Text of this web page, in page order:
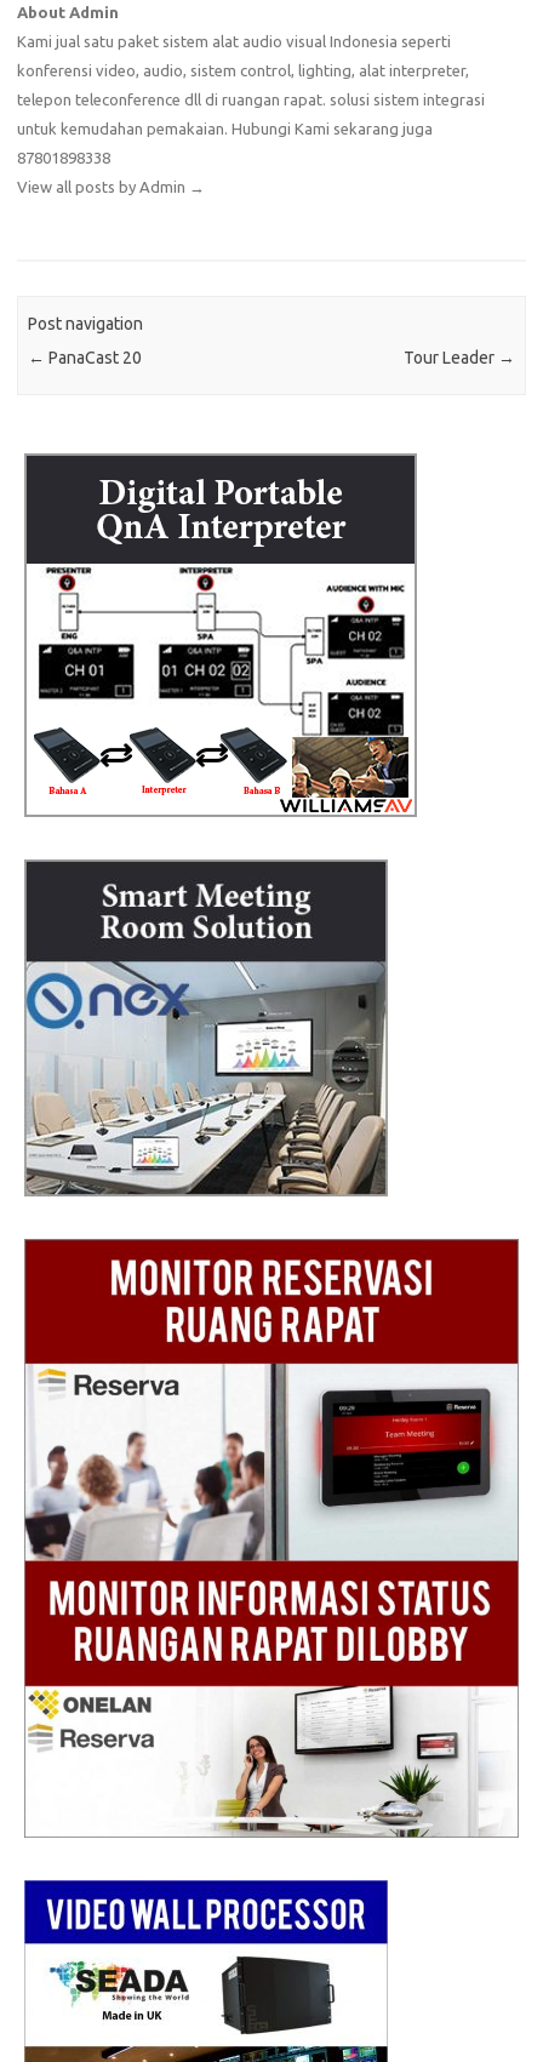
About Admin
Kami jual satu paket sistem alat audio visual Indonesia seperti
konferensi video, audio, sistem control, lighting, alat interpreter,
telepon teleconference dll di ruangan rapat. solusi sistem integrasi
untuk kemudahan pemakaian. Hubungi Kami sekarang juga
87801898338
View all posts by Admin →
Post navigation
← PanaCast 20 Tour Leader →